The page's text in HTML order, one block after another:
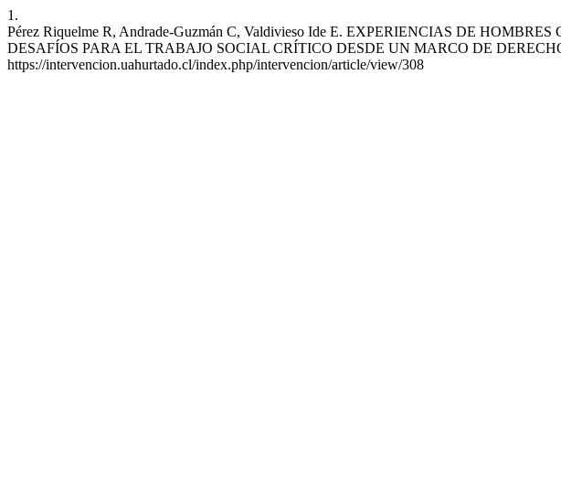
1.
Pérez Riquelme R, Andrade-Guzmán C, Valdivieso Ide E. EXPERIENCIAS DE
DESAFÍOS PARA EL TRABAJO SOCIAL CRÍTICO DESDE UN MARCO DE
https://intervencion.uahurtado.cl/index.php/intervencion/article/view/308